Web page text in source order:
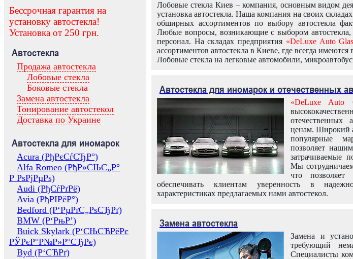
Бессрочная гарантия на
установку автостекла!
Установка от 250 грн.
Автостекла
Продажа автостекла
Лобовые стекла
Боковые стекла
Замена автостекла
Тонирование автостекол
Доставка по Украине
Автостекла для иномарок
Acura (РђРєСѓСЂР°)
Alfa Romeo (РђР»СЊС„Р°
Р РѕРјРµРѕ)
Audi (РђСѓРґРё)
Avia (РђРІРёР°)
Bedford (Р‘РµРґС„РѕСЂРґ)
BMW (Р‘РњР’)
Buick Skylark (Р‘СЊСЋРёРє
РЎРєР°Р№Р»Р°СЂРє)
Byd (Р‘СЋРґ)
Лобовые стекла Киев – компания, основным видом
установка автостекла. Наша компания на своих
обширных ассортиментов по выбору автостекла
Любые вопросы, возникающие с выбором
персонал. На складах предприятия «DeLuxe Auto
ассортиментов автостекла в Киеве, где всегда
Лобовые стекла на легковые автомобили,
Автостекла для иномарок и отечественных
«DeLuxe Auto
ценам. Широкий
популярные
позволяет
затрачиваемые
Мы
что
обеспечивать клиентам уверенность в
характеристиках предлагаемых нами автостекол.
Замена автостекла
Замена и
требующий
Специалисты